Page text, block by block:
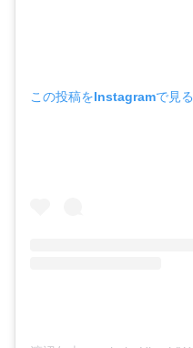
この投稿をInstagramで見る